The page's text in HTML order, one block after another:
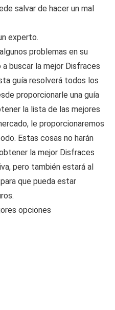
salvar de hacer un mal
experto.
problemas en su
buscar la mejor Disfraces
guía resolverá todos los
proporcionarle una guía
la lista de las mejores
le proporcionaremos
Estas cosas no harán
la mejor Disfraces
pero también estará al
que pueda estar
opciones